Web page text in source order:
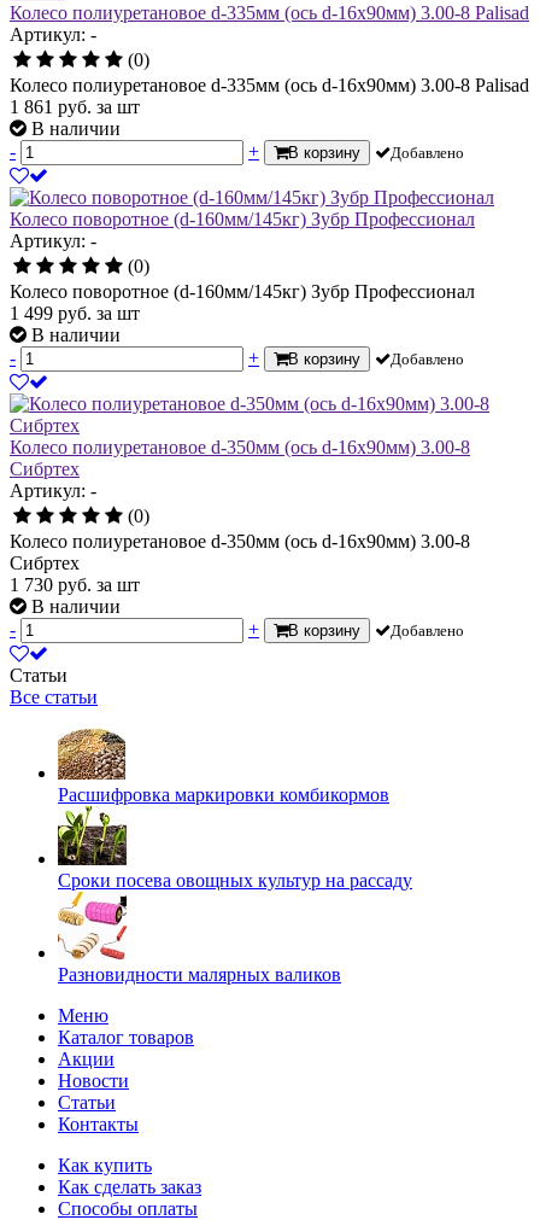
Колесо полиуретановое d-335мм (ось d-16х90мм) 3.00-8 Palisad
Артикул: -
(0)
Колесо полиуретановое d-335мм (ось d-16х90мм) 3.00-8 Palisad
1 861 руб. за шт
В наличии
-
+ В корзину Добавлено
Колесо поворотное (d-160мм/145кг) Зубр Профессионал
Артикул: -
(0)
Колесо поворотное (d-160мм/145кг) Зубр Профессионал
1 499 руб. за шт
В наличии
-
+ В корзину Добавлено
Колесо полиуретановое d-350мм (ось d-16х90мм) 3.00-8
Сибртех
Артикул: -
(0)
Колесо полиуретановое d-350мм (ось d-16х90мм) 3.00-8
Сибртех
1 730 руб. за шт
В наличии
-
+ В корзину Добавлено
Статьи
Все статьи
Расшифровка маркировки комбикормов
Сроки посева овощных культур на рассаду
Разновидности малярных валиков
Меню
Каталог товаров
Акции
Новости
Статьи
Контакты
Как купить
Как сделать заказ
Способы оплаты